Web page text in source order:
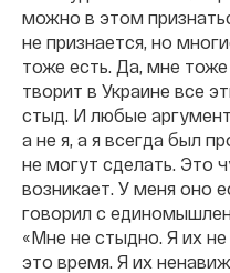
можно в этом
не признается, но
тоже есть. Да, мне
творит в Украине все
стыд. И любые
а не я, а я всегда был
не могут сделать. Это
возникает. У меня оно
говорил с
«Мне не стыдно. Я их
это время. Я их